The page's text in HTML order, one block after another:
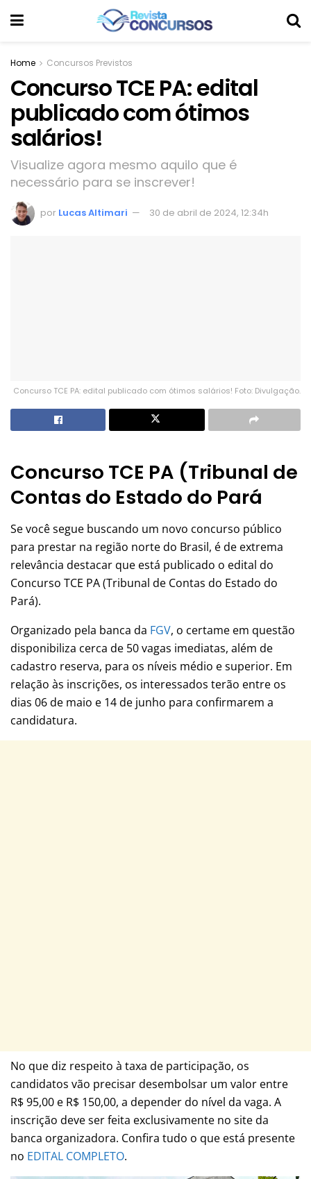
Home Concursos Previstos
Concurso TCE PA: edital
publicado com ótimos
salários!
Visualize agora mesmo aquilo que é
necessário para se inscrever!
por Lucas Altimari 30 de abril de 2024, 12:34h
Concurso TCE PA: edital publicado com ótimos salários! Foto: Divulgação.
Concurso TCE PA (Tribunal de
Contas do Estado do Pará
Se você segue buscando um novo concurso público
para prestar na região norte do Brasil, é de extrema
relevância destacar que está publicado o edital do
Concurso TCE PA (Tribunal de Contas do Estado do
Pará).
Organizado pela banca da FGV, o certame em questão
disponibiliza cerca de 50 vagas imediatas, além de
cadastro reserva, para os níveis médio e superior. Em
relação às inscrições, os interessados terão entre os
dias 06 de maio e 14 de junho para confirmarem a
candidatura.
No que diz respeito à taxa de participação, os
candidatos vão precisar desembolsar um valor entre
R$ 95,00 e R$ 150,00, a depender do nível da vaga. A
inscrição deve ser feita exclusivamente no site da
banca organizadora. Confira tudo o que está presente
no EDITAL COMPLETO.